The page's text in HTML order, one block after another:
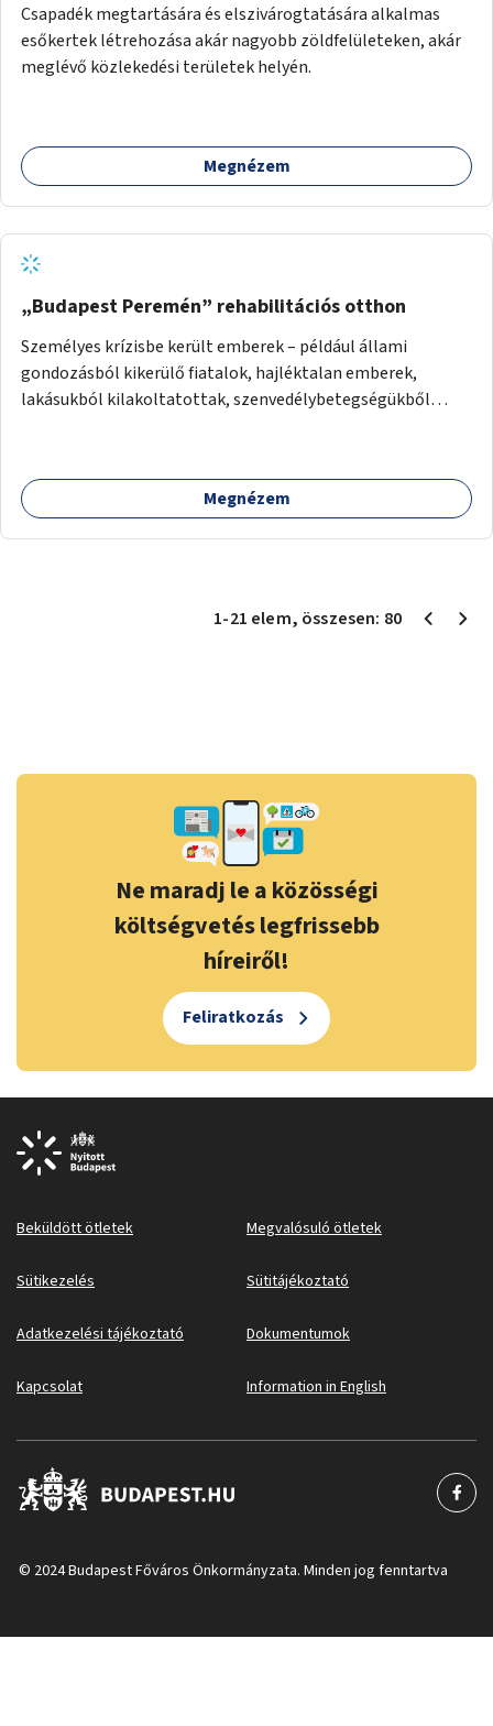
Csapadék megtartására és elszivárogtatására alkalmas
esőkertek létrehozása akár nagyobb zöldfelületeken, akár
meglévő közlekedési területek helyén.
Megnézem
„Budapest Peremén” rehabilitációs otthon
Személyes krízisbe került emberek – például állami
gondozásból kikerülő fiatalok, hajléktalan emberek,
lakásukból kilakoltatottak, szenvedélybetegségükből
civil/szakmai szervezeti háttérrel. A program a közvetlen
segítségen, biztonságnyújtáson kívül gazdálkodásba is
Megnézem
1-21 elem, összesen: 80
Ne maradj le a közösségi
költségvetés legfrissebb
híreiről!
Feliratkozás
Beküldött ötletek Megvalósuló ötletek
Sütikezelés Sütitájékoztató
Adatkezelési tájékoztató Dokumentumok
Kapcsolat Information in English
© 2024 Budapest Főváros Önkormányzata. Minden jog fenntartva